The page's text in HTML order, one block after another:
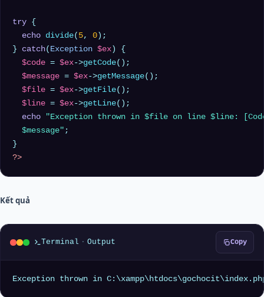
try {
echo divide( 5, 0 );
} catch( Exception $ex ) {
$code = $ex->getCode();
$message = $ex->getMessage();
$file = $ex->getFile();
$line = $ex->getLine();
echo
"Exception thrown in $file on line $line :
$message" ;
?>
Kết quả
Terminal · Output Copy
Exception thrown in